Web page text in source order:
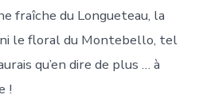
fraîche du Longueteau, la
le floral du Montebello, tel
qu’en dire de plus … à
!